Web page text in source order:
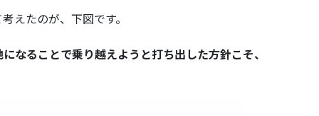
えたのが、下図です。
なることで乗り越えようと打ち出した方針こそ、